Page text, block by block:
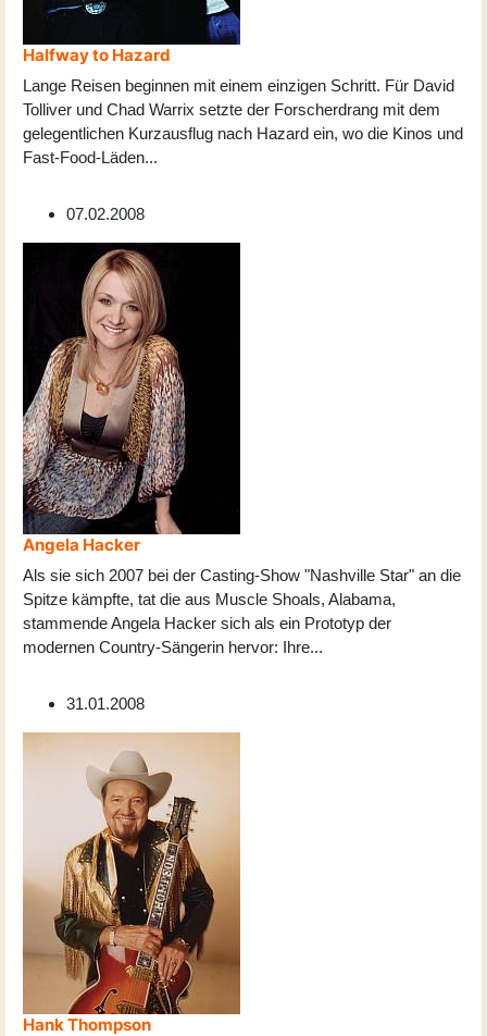
Halfway to Hazard
Lange Reisen beginnen mit einem einzigen Schritt. Für David
Tolliver und Chad Warrix setzte der Forscherdrang mit dem
gelegentlichen Kurzausflug nach Hazard ein, wo die Kinos und
Fast-Food-Läden...
07.02.2008
Angela Hacker
Als sie sich 2007 bei der Casting-Show "Nashville Star" an die
Spitze kämpfte, tat die aus Muscle Shoals, Alabama,
stammende Angela Hacker sich als ein Prototyp der
modernen Country-Sängerin hervor: Ihre...
31.01.2008
Hank Thompson